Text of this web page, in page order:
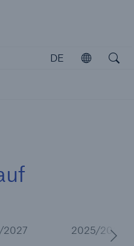
DE
Öffnen
2027 2025/2026